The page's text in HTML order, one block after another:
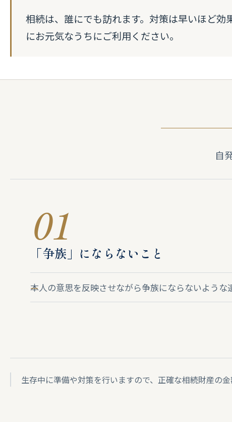
相続は、誰にでも訪れます。対策は早いほど効
にお元気なうちにご利用ください。
自
01
「争族」にならないこと
本人の意思を反映させながら争族にならないような
生存中に準備や対策を行いますので、正確な相続財産の